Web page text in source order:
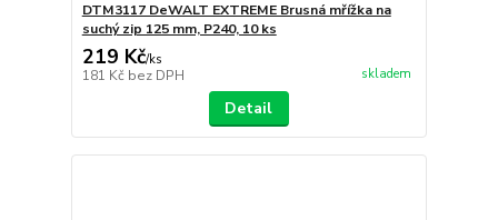
DTM3117 DeWALT EXTREME Brusná mřížka na
suchý zip 125 mm, P240, 10 ks
219 Kč/ks
181 Kč bez DPH skladem
Detail